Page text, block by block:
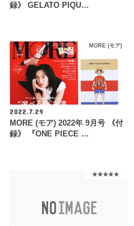
録》 GELATO PIQU…
MORE (モア)
2022.7.29
MORE (モア) 2022年 9月号 《付
録》 『ONE PIECE …
★★★★★